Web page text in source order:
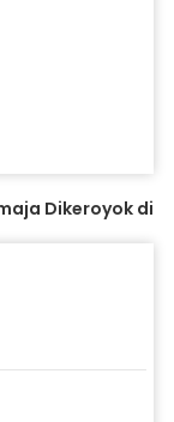
Dikeroyok di